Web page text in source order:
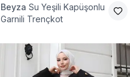
Beyza Su Yeşili Kapüşonlu
Garnili Trençkot